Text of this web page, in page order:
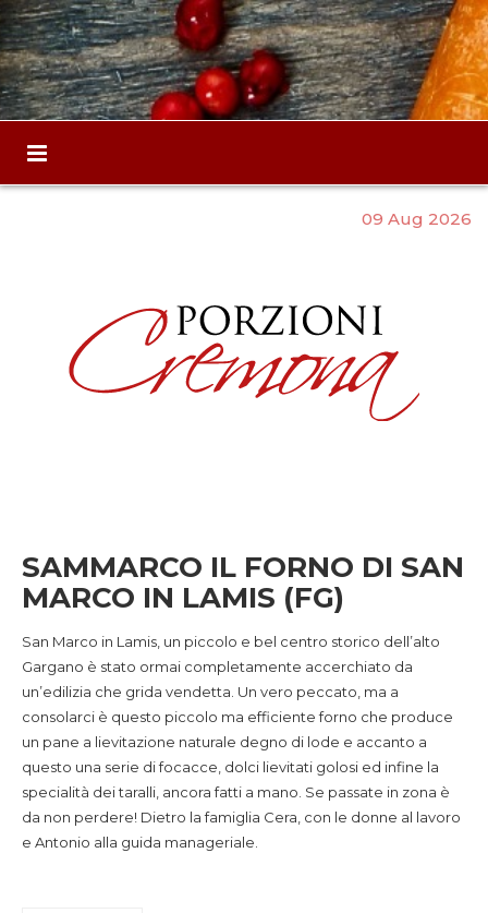
09 Aug 2026
SAMMARCO IL FORNO DI SAN
MARCO IN LAMIS (FG)
San Marco in Lamis, un piccolo e bel centro storico dell’alto
Gargano è stato ormai completamente accerchiato da
un’edilizia che grida vendetta. Un vero peccato, ma a
consolarci è questo piccolo ma efficiente forno che produce
un pane a lievitazione naturale degno di lode e accanto a
questo una serie di focacce, dolci lievitati golosi ed infine la
specialità dei taralli, ancora fatti a mano. Se passate in zona è
da non perdere! Dietro la famiglia Cera, con le donne al lavoro
e Antonio alla guida manageriale.